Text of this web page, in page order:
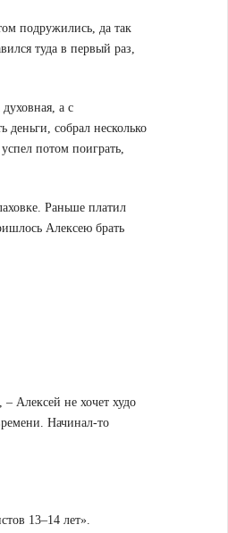
подружились, да так
туда в первый раз,
а с
собрал несколько
потом поиграть,
Раньше платил
Алексею брать
Алексей не хочет худо
Начинал-то
13–14 лет».